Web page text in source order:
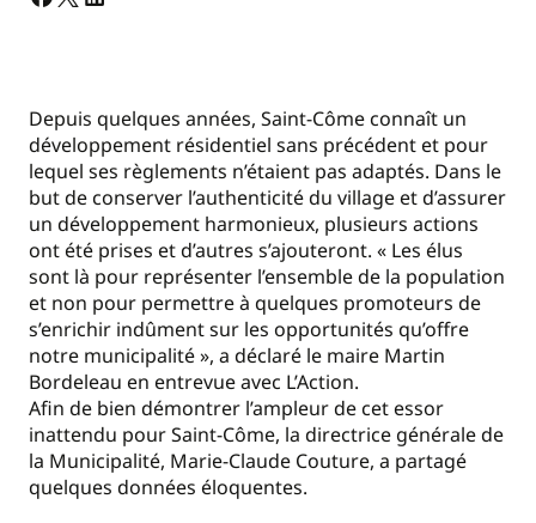
Depuis quelques années, Saint-Côme connaît un
développement résidentiel sans précédent et pour
lequel ses règlements n’étaient pas adaptés. Dans le
but de conserver l’authenticité du village et d’assurer
un développement harmonieux, plusieurs actions
ont été prises et d’autres s’ajouteront. « Les élus
sont là pour représenter l’ensemble de la population
et non pour permettre à quelques promoteurs de
s’enrichir indûment sur les opportunités qu’offre
notre municipalité », a déclaré le maire Martin
Bordeleau en entrevue avec L’Action.
Afin de bien démontrer l’ampleur de cet essor
inattendu pour Saint-Côme, la directrice générale de
la Municipalité, Marie-Claude Couture, a partagé
quelques données éloquentes.